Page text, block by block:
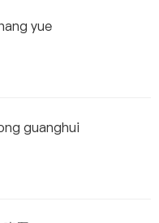
yue
guanghui